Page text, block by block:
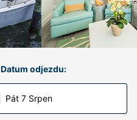
Datum odjezdu:
Pát 7 Srpen